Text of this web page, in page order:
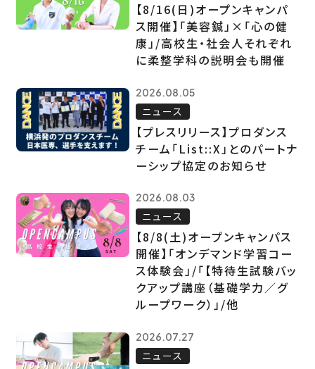
【8/16(日)オープンキャンパ
ス開催】「美容鍼」×「心の健
康」/高校生・社会人それぞれ
に柔整学科の説明会も開催
2026.08.05
ニュース
【プレスリリース】プロダンス
チーム「List::X」とのパートナ
ーシップ協定のお知らせ
2026.08.03
ニュース
【8/8(土)オープンキャンパス
開催】「オンデマンド学習コー
ス体験会」/「【特待生試験バッ
クアップ講座（基礎学力／グ
ループワーク）」/他
2026.07.27
ニュース